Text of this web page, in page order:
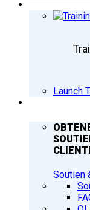
Launch
Soutien